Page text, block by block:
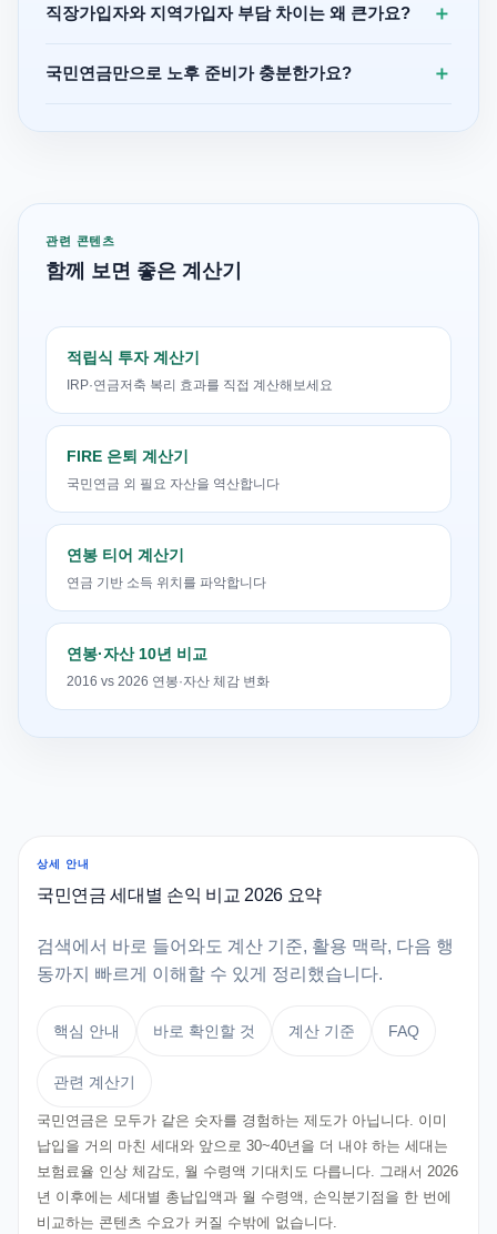
직장가입자와 지역가입자 부담 차이는 왜 큰가요? ＋
국민연금만으로 노후 준비가 충분한가요? ＋
관련 콘텐츠
함께 보면 좋은 계산기
적립식 투자 계산기
IRP·연금저축 복리 효과를 직접 계산해보세요
FIRE 은퇴 계산기
국민연금 외 필요 자산을 역산합니다
연봉 티어 계산기
연금 기반 소득 위치를 파악합니다
연봉·자산 10년 비교
2016 vs 2026 연봉·자산 체감 변화
상세 안내
국민연금 세대별 손익 비교 2026 요약
검색에서 바로 들어와도 계산 기준, 활용 맥락, 다음 행
동까지 빠르게 이해할 수 있게 정리했습니다.
핵심 안내 바로 확인할 것 계산 기준 FAQ
관련 계산기
국민연금은 모두가 같은 숫자를 경험하는 제도가 아닙니다. 이미
납입을 거의 마친 세대와 앞으로 30~40년을 더 내야 하는 세대는
보험료율 인상 체감도, 월 수령액 기대치도 다릅니다. 그래서 2026
년 이후에는 세대별 총납입액과 월 수령액, 손익분기점을 한 번에
비교하는 콘텐츠 수요가 커질 수밖에 없습니다.